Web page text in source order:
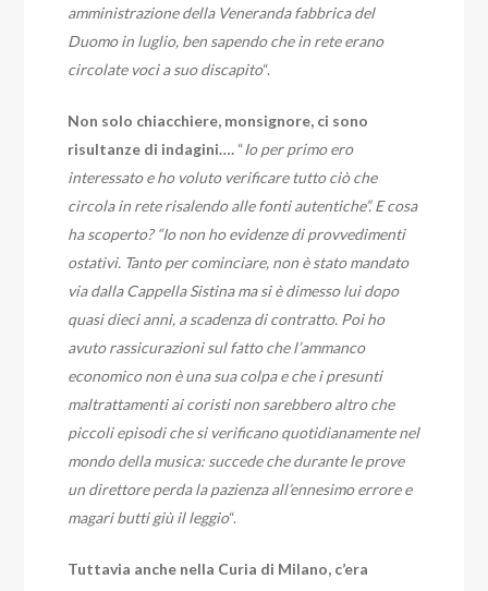
amministrazione della Veneranda fabbrica del
Duomo in luglio, ben sapendo che in rete erano
circolate voci a suo discapito“.
Non solo chiacchiere, monsignore, ci sono
risultanze di indagini…. “Io per primo ero
interessato e ho voluto verificare tutto ciò che
circola in rete risalendo alle fonti autentiche”. E cosa
ha scoperto? “Io non ho evidenze di provvedimenti
ostativi. Tanto per cominciare, non è stato mandato
via dalla Cappella Sistina ma si è dimesso lui dopo
quasi dieci anni, a scadenza di contratto. Poi ho
avuto rassicurazioni sul fatto che l’ammanco
economico non è una sua colpa e che i presunti
maltrattamenti ai coristi non sarebbero altro che
piccoli episodi che si verificano quotidianamente nel
mondo della musica: succede che durante le prove
un direttore perda la pazienza all’ennesimo errore e
magari butti giù il leggio“.
Tuttavia anche nella Curia di Milano, c’era